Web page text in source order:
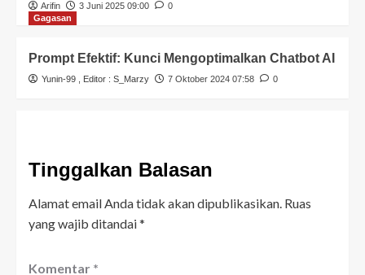
Arifin 3 Juni 2025 09:00
0
Gagasan
Prompt Efektif: Kunci Mengoptimalkan Chatbot AI
Yunin-99 , Editor : S_Marzy 7 Oktober 2024 07:58 0
Tinggalkan Balasan
Alamat email Anda tidak akan dipublikasikan. Ruas
yang wajib ditandai*
Komentar *